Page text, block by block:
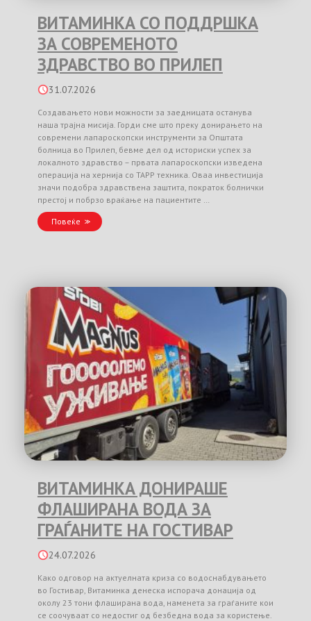
ВИТАМИНКА СО ПОДДРШКА
ЗА СОВРЕМЕНОТО
ЗДРАВСТВО ВО ПРИЛЕП
31.07.2026
Создавањето нови можности за заедницата останува
наша трајна мисија. Горди сме што преку донирањето на
современи лапароскопски инструменти за Општата
болница во Прилеп, бевме дел од историски успех за
локалното здравство – првата лапароскопски изведена
операција на хернија со TAPP техника. Оваа инвестиција
значи подобра здравствена заштита, пократок болнички
престој и побрзо враќање на пациентите …
Повеќе
ВИТАМИНКА ДОНИРАШЕ
ФЛАШИРАНА ВОДА ЗА
ГРАЃАНИТЕ НА ГОСТИВАР
24.07.2026
Како одговор на актуелната криза со водоснабдувањето
во Гостивар, Витаминка денеска испорача донација од
околу 23 тони флаширана вода, наменета за граѓаните кои
се соочуваат со недостиг од безбедна вода за користење.